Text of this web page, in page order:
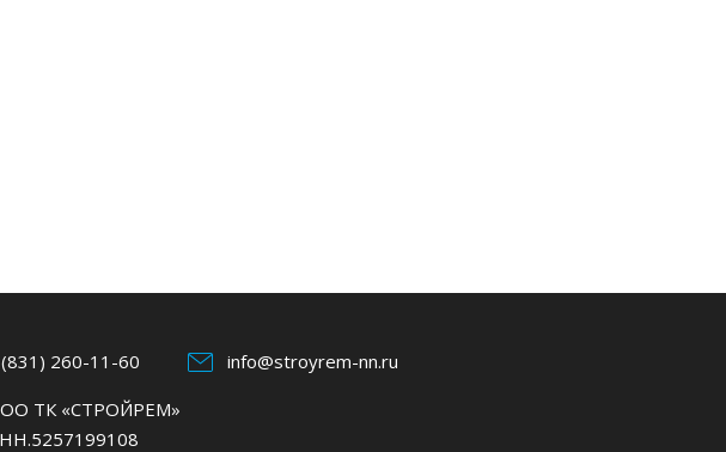
260-11-60
info@stroyrem-nn.ru
ТК «СТРОЙРЕМ»